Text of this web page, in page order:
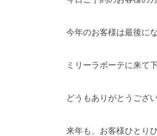
今年のお客様は最後にな
ミリーラボーテに来て
どうもありがとうござ
来年も、お客様ひとり